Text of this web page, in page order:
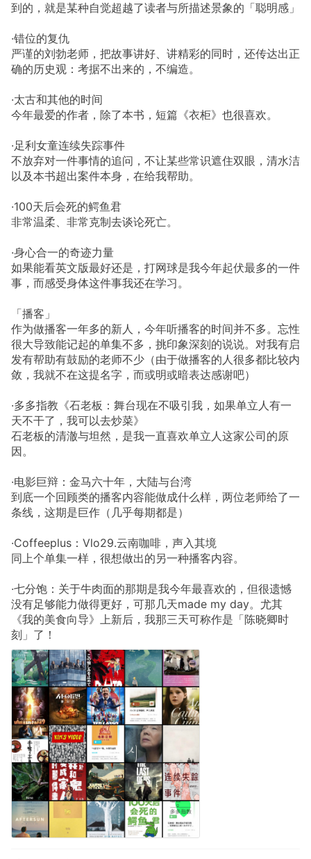
到的，就是某种自觉超越了读者与所描述景象的「聪明感」
·错位的复仇
严谨的刘勃老师，把故事讲好、讲精彩的同时，还传达出正
确的历史观：考据不出来的，不编造。
·太古和其他的时间
今年最爱的作者，除了本书，短篇《衣柜》也很喜欢。
·足利女童连续失踪事件
不放弃对一件事情的追问，不让某些常识遮住双眼，清水洁
以及本书超出案件本身，在给我帮助。
·100天后会死的鳄鱼君
非常温柔、非常克制去谈论死亡。
·身心合一的奇迹力量
如果能看英文版最好还是，打网球是我今年起伏最多的一件
事，而感受身体这件事我还在学习。
「播客」
作为做播客一年多的新人，今年听播客的时间并不多。忘性
很大导致能记起的单集不多，挑印象深刻的说说。对我有启
发有帮助有鼓励的老师不少（由于做播客的人很多都比较内
敛，我就不在这提名字，而或明或暗表达感谢吧）
·多多指教《石老板：舞台现在不吸引我，如果单立人有一
天不干了，我可以去炒菜》
石老板的清澈与坦然，是我一直喜欢单立人这家公司的原
因。
·电影巨辩：金马六十年，大陆与台湾
到底一个回顾类的播客内容能做成什么样，两位老师给了一
条线，这期是巨作（几乎每期都是）
·Coffeeplus：Vlo29.云南咖啡，声入其境
同上个单集一样，很想做出的另一种播客内容。
·七分饱：关于牛肉面的那期是我今年最喜欢的，但很遗憾
没有足够能力做得更好，可那几天made my day。尤其
《我的美食向导》上新后，我那三天可称作是「陈晓卿时
刻」了！